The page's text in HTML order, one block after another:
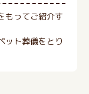
もってご紹介す
ット葬儀をとり